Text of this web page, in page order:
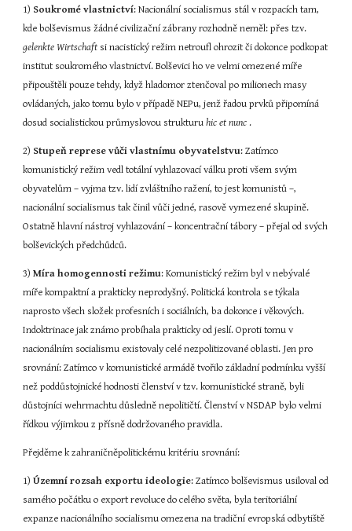
1) Soukromé vlastnictví: Nacionální socialismus stál v rozpacích tam,
gelenkte Wirtschaft si nacistický režim netroufl ohrozit či dokonce podkopat
institut soukromého vlastnictví. Bolševici ho ve velmi omezené míře
připouštěli pouze tehdy, když hladomor ztenčoval po milionech masy
ovládaných, jako tomu bylo v případě NEPu, jenž řadou prvků připomíná
dosud socialistickou průmyslovou strukturu hic et nunc .
2) Stupeň represe vůči vlastnímu obyvatelstvu: Zatímco
komunistický režim vedl totální vyhlazovací válku proti všem svým
obyvatelům – vyjma tzv. lidí zvláštního ražení, to jest komunistů –,
nacionální socialismus tak činil vůči jedné, rasově vymezené skupině.
Ostatně hlavní nástroj vyhlazování – koncentrační tábory – přejal od svých
bolševických předchůdců.
3) Míra homogennosti režimu: Komunistický režim byl v nebývalé
míře kompaktní a prakticky neprodyšný. Politická kontrola se týkala
naprosto všech složek profesních i sociálních, ba dokonce i věkových.
Indoktrinace jak známo probíhala prakticky od jeslí. Oproti tomu v
nacionálním socialismu existovaly celé nezpolitizované oblasti. Jen pro
srovnání: Zatímco v komunistické armádě tvořilo základní podmínku vyšší
než poddůstojnické hodnosti členství v tzv. komunistické straně, byli
důstojníci wehrmachtu důsledně nepolitičtí. Členství v NSDAP bylo velmi
řídkou výjimkou z přísně dodržovaného pravidla.
Přejděme k zahraničněpolitickému kritériu srovnání:
1) Územní rozsah exportu ideologie: Zatímco bolševismus usiloval od
samého počátku o export revoluce do celého světa, byla teritoriální
expanze nacionálního socialismu omezena na tradiční evropská odbytiště